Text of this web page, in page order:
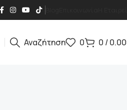
Αναζήτηση 0 0 /0.00